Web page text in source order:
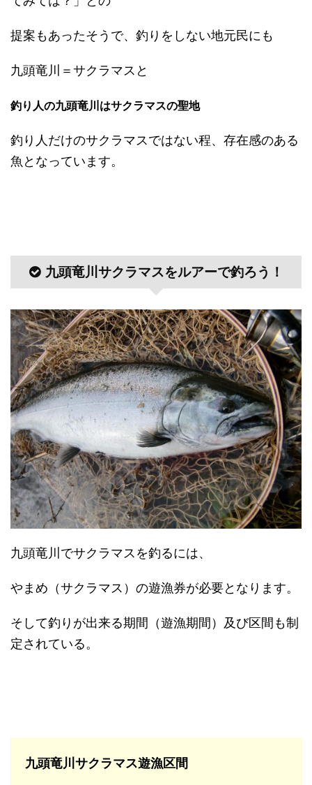
提案もあったそうで、釣りをしない地元民にも
九頭竜川＝サクラマスと
釣り人の九頭竜川はサクラマスの聖地
釣り人だけのサクラマスではない程、存在感のある
魚となっています。
九頭竜川サクラマスをルアーで釣ろう！
九頭竜川でサクラマスを釣るには、
やまめ（サクラマス）の遊漁券が必要となります。
そして釣りが出来る期間（遊漁期間）及び区間も制
定されている。
九頭竜川サクラマス遊漁区間